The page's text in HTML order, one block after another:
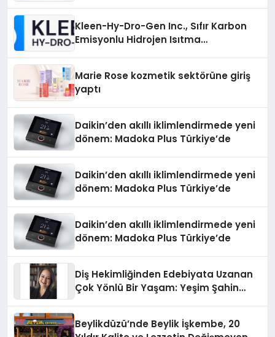
Kleen-Hy-Dro-Gen Inc., Sıfır Karbon
Emisyonlu Hidrojen Isıtma
Marie Rose kozmetik sektörüne giriş
yaptı
Daikin’den akıllı iklimlendirmede yeni
dönem: Madoka Plus Türkiye’de
Daikin’den akıllı iklimlendirmede yeni
dönem: Madoka Plus Türkiye’de
Daikin’den akıllı iklimlendirmede yeni
dönem: Madoka Plus Türkiye’de
Diş Hekimliğinden Edebiyata Uzanan
Çok Yönlü Bir Yaşam: Yeşim Şahin
Beylikdüzü’nde Beylik İşkembe, 20